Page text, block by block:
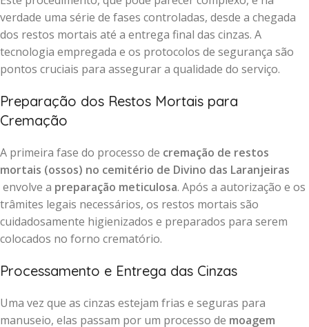
verdade uma série de fases controladas, desde a chegada
dos restos mortais até a entrega final das cinzas. A
tecnologia empregada e os protocolos de segurança são
pontos cruciais para assegurar a qualidade do serviço.
Preparação dos Restos Mortais para
Cremação
A primeira fase do processo de cremação de restos
mortais (ossos) no cemitério de Divino das Laranjeiras
envolve a preparação meticulosa. Após a autorização e os
trâmites legais necessários, os restos mortais são
cuidadosamente higienizados e preparados para serem
colocados no forno crematório.
Processamento e Entrega das Cinzas
Uma vez que as cinzas estejam frias e seguras para
manuseio, elas passam por um processo de moagem